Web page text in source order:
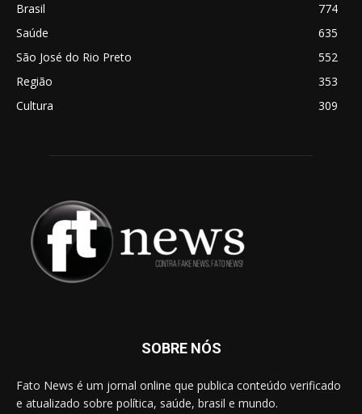
Brasil
774
Saúde
635
São José do Rio Preto
552
Região
353
Cultura
309
SOBRE NÓS
Fato News é um jornal online que publica conteúdo verificado
e atualizado sobre política, saúde, brasil e mundo.